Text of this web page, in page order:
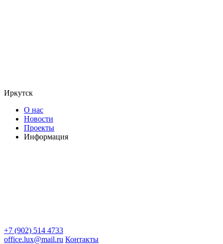
Иркутск
О нас
Новости
Проекты
Информация
+7 (902) 514 4733
office.lux@mail.ru Контакты